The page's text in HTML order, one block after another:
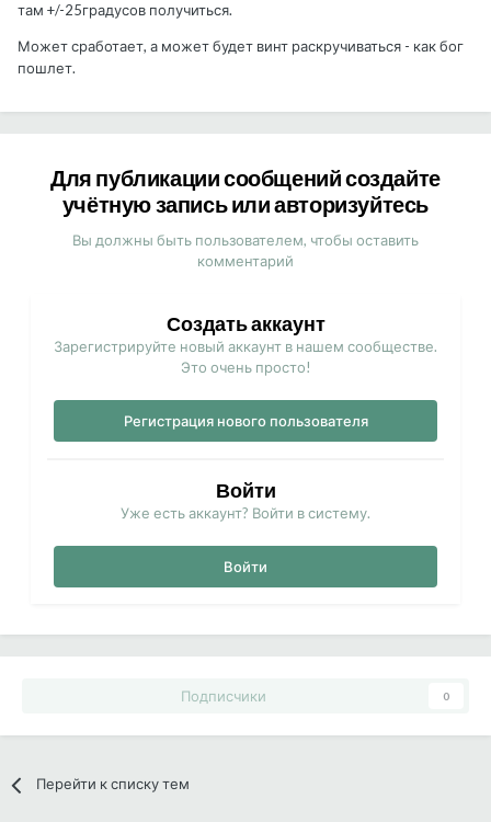
там +/-25градусов получиться.
Может сработает, а может будет винт раскручиваться - как бог
пошлет.
Для публикации сообщений создайте
учётную запись или авторизуйтесь
Вы должны быть пользователем, чтобы оставить
комментарий
Создать аккаунт
Зарегистрируйте новый аккаунт в нашем сообществе.
Это очень просто!
Регистрация нового пользователя
Войти
Уже есть аккаунт? Войти в систему.
Войти
Подписчики 0
Перейти к списку тем